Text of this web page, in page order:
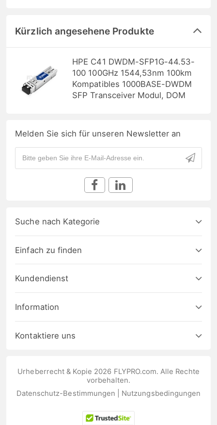
Kürzlich angesehene Produkte
HPE C41 DWDM-SFP1G-44.53-
100 100GHz 1544,53nm 100km
Kompatibles 1000BASE-DWDM
SFP Transceiver Modul, DOM
Melden Sie sich für unseren Newsletter an
Suche nach Kategorie
Einfach zu finden
Kundendienst
Information
Kontaktiere uns
Urheberrecht & Kopie 2026 FLYPRO.com. Alle Rechte
vorbehalten.
Datenschutz-Bestimmungen
Nutzungsbedingungen